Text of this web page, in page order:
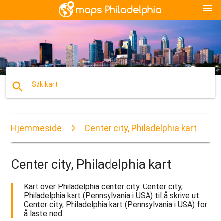
menu
search Søk kart
Hjemmeside Center city, Philadelphia kart
Center city, Philadelphia kart
Kart over Philadelphia center city. Center city,
Philadelphia kart (Pennsylvania i USA) til å skrive ut.
Center city, Philadelphia kart (Pennsylvania i USA) for
å laste ned.